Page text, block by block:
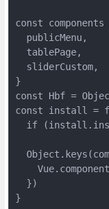
const
  publicMenu,
  tablePage,
  sliderCustom,
}
const Hbf =
const install =
if
  })
}